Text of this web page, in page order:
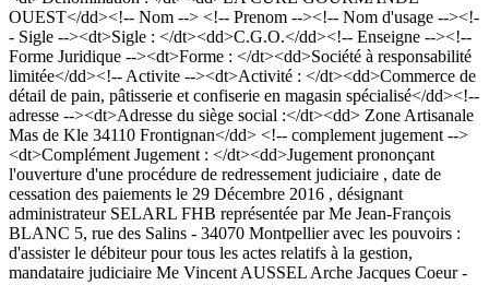
OUEST</dd><!-- Nom --> <!-- Prenom --><!-- Nom d'usage --><!-
- Sigle --><dt>Sigle : </dt><dd>C.G.O.</dd><!-- Enseigne --><!--
Forme Juridique --><dt>Forme : </dt><dd>Société à responsabilité
limitée</dd><!-- Activite --><dt>Activité : </dt><dd>Commerce de
détail de pain, pâtisserie et confiserie en magasin spécialisé</dd><!--
adresse --><dt>Adresse du siège social :</dt><dd> Zone Artisanale
Mas de Kle 34110 Frontignan</dd> <!-- complement jugement -->
<dt>Complément Jugement : </dt><dd>Jugement prononçant
l'ouverture d'une procédure de redressement judiciaire , date de
cessation des paiements le 29 Décembre 2016 , désignant
administrateur SELARL FHB représentée par Me Jean-François
BLANC 5, rue des Salins - 34070 Montpellier avec les pouvoirs :
d'assister le débiteur pour tous les actes relatifs à la gestion,
mandataire judiciaire Me Vincent AUSSEL Arche Jacques Coeur -